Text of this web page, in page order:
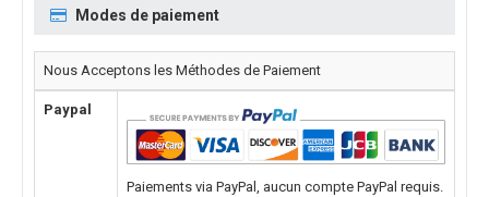
Modes de paiement
Nous Acceptons les Méthodes de Paiement
Paypal
Paiements via PayPal, aucun compte PayPal requis.